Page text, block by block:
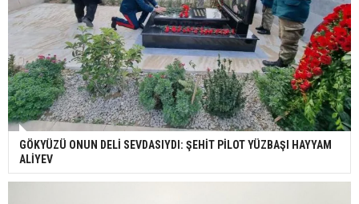
GÖKYÜZÜ ONUN DELİ SEVDASIYDI: ŞEHİT PİLOT YÜZBAŞI HAYYAM
ALİYEV